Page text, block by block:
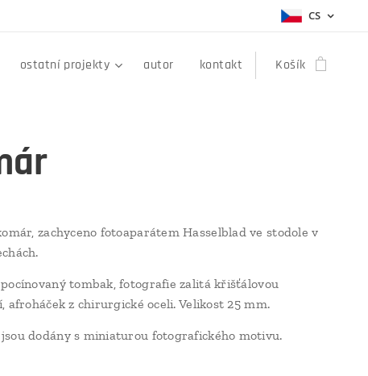
CS
ostatní projekty autor kontakt Košík
zachyceno fotoaparátem Hasselblad ve stodole v
tombak, fotografie zalitá křišťálovou
afroháček z chirurgické oceli. Velikost 25 mm.
dodány s miniaturou fotografického motivu.